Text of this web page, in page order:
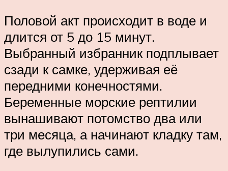
Половой акт происходит в воде и
длится от 5 до 15 минут.
Выбранный избранник подплывает
сзади к самке, удерживая её
передними конечностями.
Беременные морские рептилии
вынашивают потомство два или
три месяца, а начинают кладку там,
где вылупились сами.